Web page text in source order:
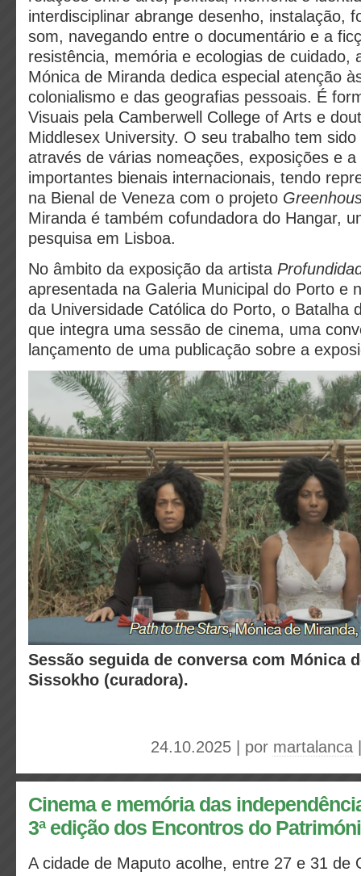
interdisciplinar abrange desenho, instalação,
som, navegando entre o documentário e a
resistência, memória e ecologias de cuidado,
Mónica de Miranda dedica especial atenção
colonialismo e das geografias pessoais. É
Visuais pela Camberwell College of Arts e
Middlesex University. O seu trabalho tem
através de várias nomeações, exposições e
importantes bienais internacionais, tendo
na Bienal de Veneza com o projeto
Miranda é também cofundadora do Hangar,
pesquisa em Lisboa.
No âmbito da exposição da artista
apresentada na Galeria Municipal do Porto e
da Universidade Católica do Porto, o Batalha
que integra uma sessão de cinema, uma
lançamento de uma publicação sobre a
Sessão seguida de conversa com Mónica
Sissokho (curadora).
24.10.2025 | por martalanca
Cinema e memória das
3ª edição dos Encontros do
A cidade de Maputo acolhe, entre 27 e 31 de